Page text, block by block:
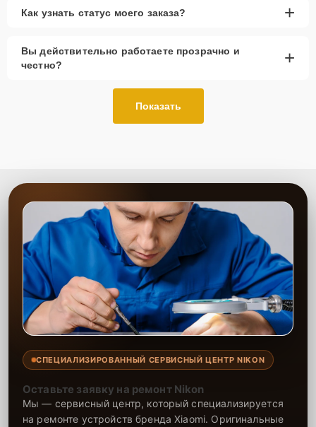
Как узнать статус моего заказа? +
Вы действительно работаете прозрачно и
честно?
+
Показать
СПЕЦИАЛИЗИРОВАННЫЙ СЕРВИСНЫЙ ЦЕНТР NIKON
Оставьте заявку на ремонт Nikon
Мы — сервисный центр, который специализируется
на ремонте устройств бренда Xiaomi. Оригинальные